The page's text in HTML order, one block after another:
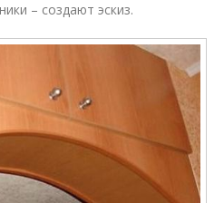
– создают эскиз.